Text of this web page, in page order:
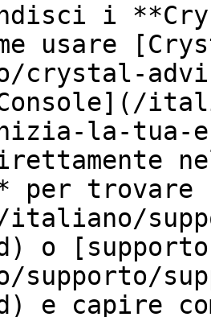
i
usare
crystal-
la-tua-
per
o
e capire